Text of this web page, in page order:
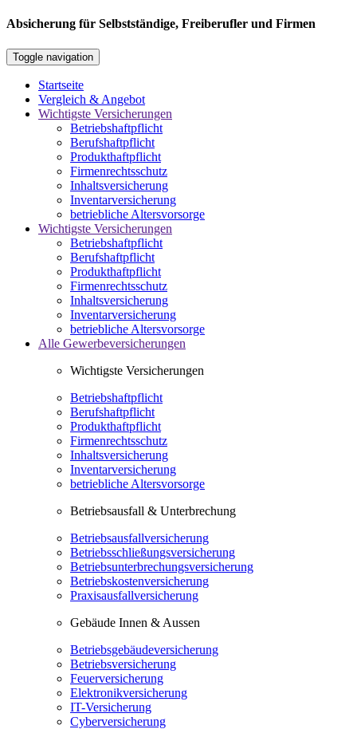
Absicherung für Selbstständige, Freiberufler und Firmen
Toggle navigation
Startseite
Vergleich & Angebot
Wichtigste Versicherungen
Betriebshaftpflicht
Berufshaftpflicht
Produkthaftpflicht
Firmenrechtsschutz
Inhaltsversicherung
Inventarversicherung
betriebliche Altersvorsorge
Wichtigste Versicherungen
Betriebshaftpflicht
Berufshaftpflicht
Produkthaftpflicht
Firmenrechtsschutz
Inhaltsversicherung
Inventarversicherung
betriebliche Altersvorsorge
Alle Gewerbeversicherungen
Wichtigste Versicherungen
Betriebshaftpflicht
Berufshaftpflicht
Produkthaftpflicht
Firmenrechtsschutz
Inhaltsversicherung
Inventarversicherung
betriebliche Altersvorsorge
Betriebsausfall & Unterbrechung
Betriebsausfallversicherung
Betriebsschließungsversicherung
Betriebsunterbrechungsversicherung
Betriebskostenversicherung
Praxisausfallversicherung
Gebäude Innen & Aussen
Betriebsgebäudeversicherung
Betriebsversicherung
Feuerversicherung
Elektronikversicherung
IT-Versicherung
Cyberversicherung